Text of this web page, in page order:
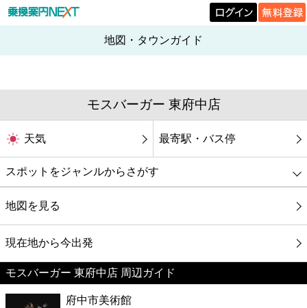
地図・タウンガイド
モスバーガー 東府中店
天気 最寄駅・バス停
スポットをジャンルからさがす
グルメ
映画
美容
地図を見る
現在地から今出発
モスバーガー 東府中店 周辺ガイド
府中市美術館